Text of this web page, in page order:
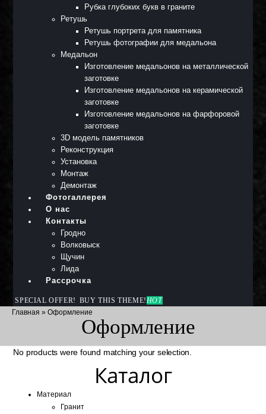
Рубка глубоких букв в граните
Ретушь
Ретушь портрета для памятника
Ретушь фотографии для медальона
Медальон
Изготовление медальонов на металлической
заготовке
Изготовление медальонов на керамической
заготовке
Изготовление медальонов на фарфоровой
заготовке
3D модель памятников
Реконструкция
Установка
Монтаж
Демонтаж
Фотогаллерея
О нас
Контакты
Гродно
Волковыск
Щучин
Лида
Рассрочка
SPECIAL OFFER! BUY THIS THEME!HOT
Главная » Оформление
Оформление
No products were found matching your selection.
Каталог
Материал
Гранит